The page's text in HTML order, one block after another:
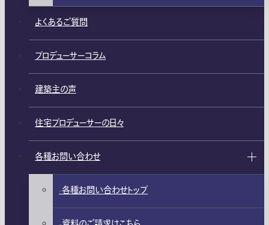
よくあるご質問
プロデューサーコラム
建築主の声
住宅プロデューサーの日々
各種お問い合わせ
各種お問い合わせトップ